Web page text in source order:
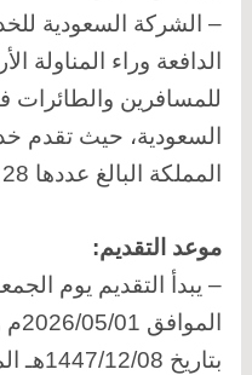
– الشركة السعودية
الدافعة وراء المناولة
للمسافرين والطائرات
السعودية، حيث تقدم
المملكة البالغ عددها 28 مطاراً.
موعد التقديم:
بتاريخ 1447/12/08هـ الموافق 2026/05/25م.